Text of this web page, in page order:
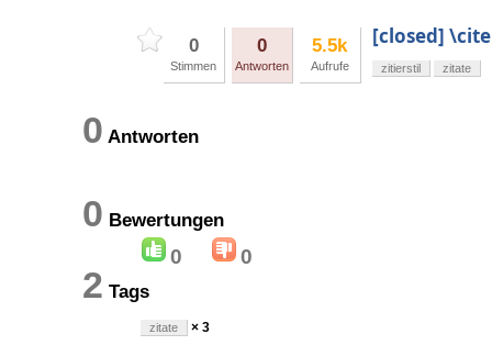
0
Stimmen
0
Antworten
5.5k
Aufrufe
[closed]
zitierstil zitate
0 Antworten
0 Bewertungen
0 0
2 Tags
zitate × 3